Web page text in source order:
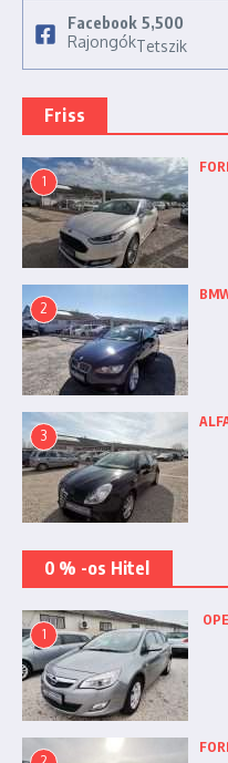
Facebook 5,500
RajongókTetszik
Friss
1
2
3
0 % -os Hitel
1